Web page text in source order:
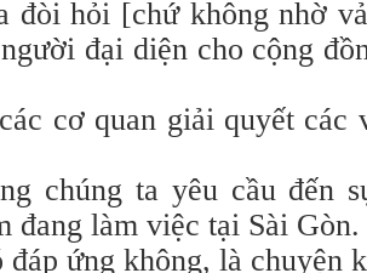
đòi hỏi [chứ không nhờ
đại diện cho cộng
cơ quan giải quyết các
chúng ta yêu cầu đến
đang làm việc tại Sài Gòn.
đáp ứng không, là chuyện